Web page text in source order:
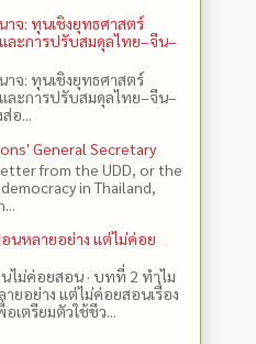
าจ: ทุนเชิงยุทธศาสตร์
ละการปรับสมดุลไทย–จีน–
าจ: ทุนเชิงยุทธศาสตร์
ละการปรับสมดุลไทย–จีน–
อ...
General Secretary
from the UDD, or the
in Thailand,
อนหลายอย่าง แต่ไม่ค่อย
นไม่ค่อยสอน · บทที่ 2 ทำไม
ายอย่าง แต่ไม่ค่อยสอนเรื่อง
อเตรียมตัวใช้ชีว...